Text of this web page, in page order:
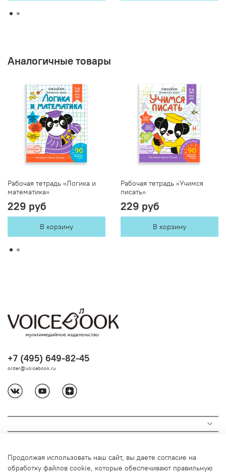
Аналогичные товары
Рабочая тетрадь «Логика и
математика»
229 руб
В корзину
Рабочая тетрадь «Учимся
писать»
229 руб
В корзину
+7 (495) 649-82-45
order@voicebook.ru
Продолжая использовать наш сайт, вы даете согласие на
обработку файлов cookie, которые обеспечивают правильную